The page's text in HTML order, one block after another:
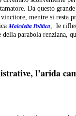
Da questo
mentre si resta
Maledetta Politica, le
parabola renziana,
l’arida